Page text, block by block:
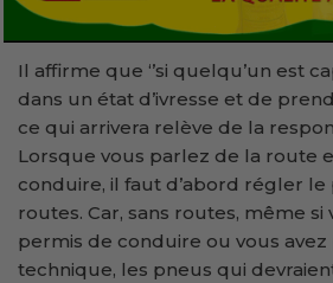
Il affirme que ‘’si quelqu’un est
dans un état d’ivresse et de
ce qui arrivera relève de la
Lorsque vous parlez de la route
conduire, il faut d’abord régler
routes. Car, sans routes, même si
permis de conduire ou vous
technique, les pneus qui